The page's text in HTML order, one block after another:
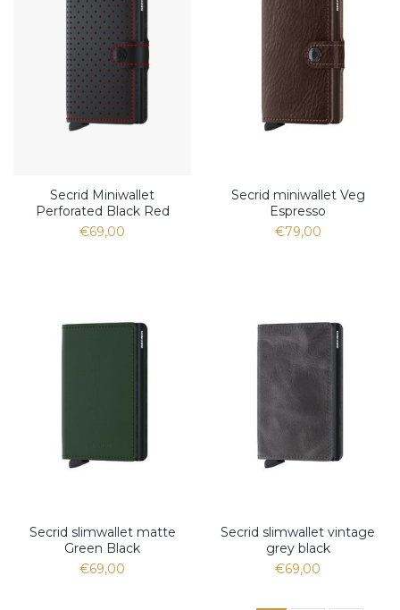
Secrid Miniwallet
Perforated Black Red
€69,00
Secrid miniwallet Veg
Espresso
€79,00
Secrid slimwallet matte
Green Black
€69,00
Secrid slimwallet vintage
grey black
€69,00